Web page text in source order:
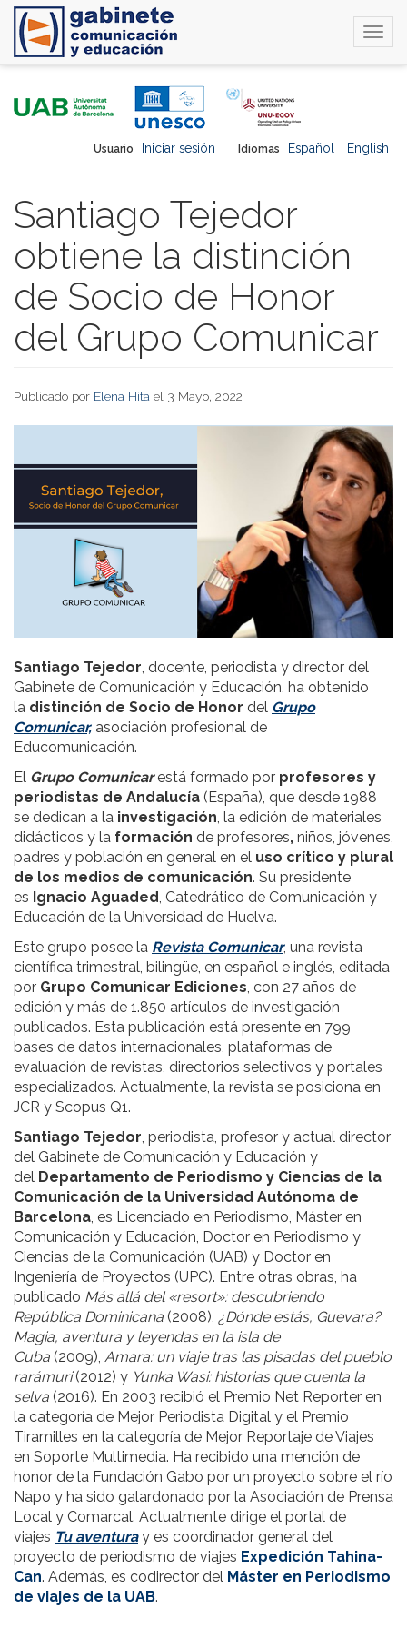
Idiomas Español English
Usuario Iniciar sesión
Santiago Tejedor
obtiene la distinción
de Socio de Honor
del Grupo Comunicar
Publicado por Elena Hita el 3 Mayo, 2022
Santiago Tejedor, docente, periodista y director del
Gabinete de Comunicación y Educación, ha obtenido
la distinción de Socio de Honor del Grupo
Comunicar, asociación profesional de
Educomunicación.
El Grupo Comunicarestá formado por profesores y
periodistas de Andalucía (España), que desde 1988
se dedican a la investigación, la edición de materiales
didácticos y la formación de profesores, niños, jóvenes,
padres y población en general en el uso crítico y plural
de los medios de comunicación. Su presidente
es Ignacio Aguaded, Catedrático de Comunicación y
Educación de la Universidad de Huelva.
Este grupo posee la Revista Comunicar, una revista
científica trimestral, bilingüe, en español e inglés, editada
por Grupo Comunicar Ediciones, con 27 años de
edición y más de 1.850 artículos de investigación
publicados. Esta publicación está presente en 799
bases de datos internacionales, plataformas de
evaluación de revistas, directorios selectivos y portales
especializados. Actualmente, la revista se posiciona en
JCR y Scopus Q1.
Santiago Tejedor, periodista, profesor y actual director
del Gabinete de Comunicación y Educación y
del Departamento de Periodismo y Ciencias de la
Comunicación de la Universidad Autónoma de
Barcelona, es Licenciado en Periodismo, Máster en
Comunicación y Educación, Doctor en Periodismo y
Ciencias de la Comunicación (UAB) y Doctor en
Ingeniería de Proyectos (UPC). Entre otras obras, ha
publicado Más allá del «resort»: descubriendo
República Dominicana (2008), ¿Dónde estás, Guevara?
Magia, aventura y leyendas en la isla de
Cuba (2009), Amara: un viaje tras las pisadas del pueblo
rarámuri(2012) y Yunka Wasi: historias que cuenta la
selva (2016). En 2003 recibió el Premio Net Reporter en
la categoría de Mejor Periodista Digital y el Premio
Tiramilles en la categoría de Mejor Reportaje de Viajes
en Soporte Multimedia. Ha recibido una mención de
honor de la Fundación Gabo por un proyecto sobre el río
Napo y ha sido galardonado por la Asociación de Prensa
Local y Comarcal. Actualmente dirige el portal de
viajes Tu aventuray es coordinador general del
proyecto de periodismo de viajes Expedición Tahina-
Can. Además, es codirector del Máster en Periodismo
de viajes de la UAB.